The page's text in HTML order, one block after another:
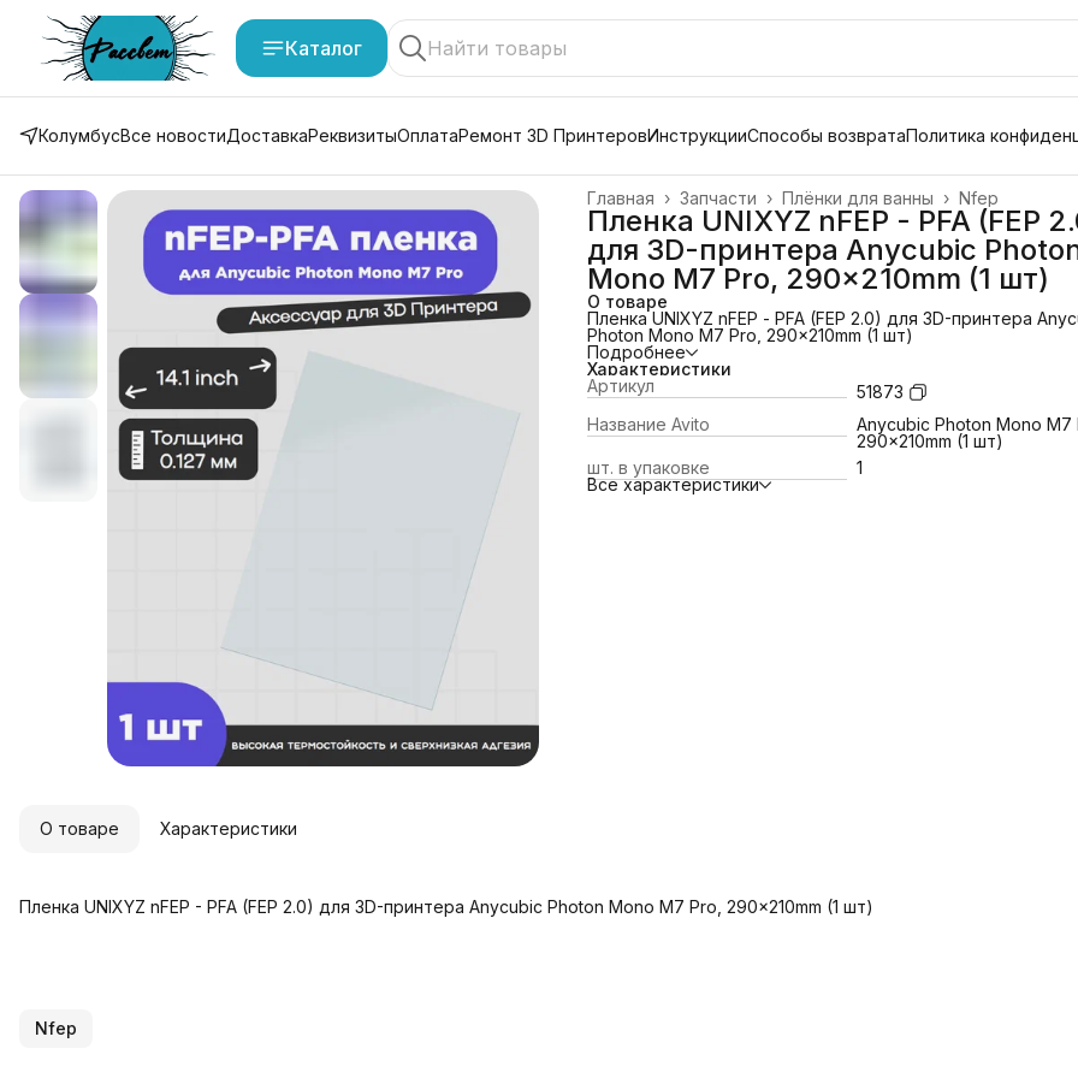
Каталог
КолумбусВсе новостиДоставкаРеквизитыОплатаРемонт 3D ПринтеровИнструкцииСпособы возвратаПолитика
Nfep
Плёнки для ванны ›
Запчасти ›
Главная ›
Пленка UNIXYZ nFEP - PFA (FEP
для 3D-принтера Anycubic
Mono M7 Pro, 290x210mm (1 шт)
О товаре
Пленка UNIXYZ nFEP - PFA (FEP 2.0) для 3D-принтера
Photon Mono M7 Pro, 290x210mm (1 шт)
Подробнее
Характеристики
Артикул
51873
Название Avito
Anycubic Photon Mono M7
290x210mm (1 шт)
шт. в упаковке
1
Все характеристики
О товаре Характеристики
Пленка UNIXYZ nFEP - PFA (FEP 2.0) для 3D-принтера Anycubic Photon Mono M7 Pro, 290x210mm (1 шт)
Nfep